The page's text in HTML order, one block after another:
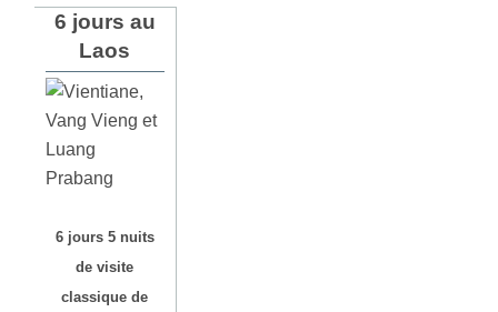
6 jours au
Laos
6 jours 5 nuits
de visite
classique de